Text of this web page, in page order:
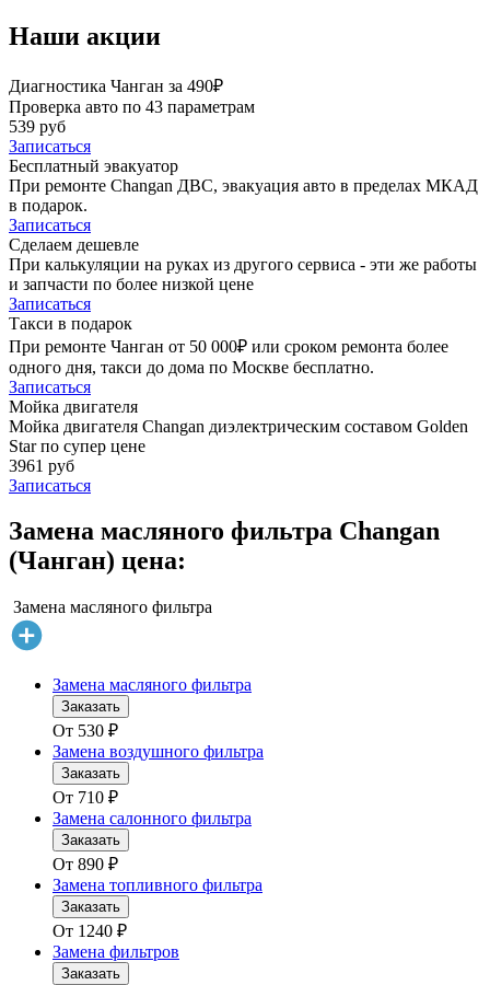
Наши акции
Диагностика Чанган за 490₽
Проверка авто по 43 параметрам
539 руб
Записаться
Бесплатный эвакуатор
При ремонте Changan ДВС, эвакуация авто в пределах МКАД
в подарок.
Записаться
Сделаем дешевле
При калькуляции на руках из другого сервиса - эти же работы
и запчасти по более низкой цене
Записаться
Такси в подарок
При ремонте Чанган от 50 000₽ или сроком ремонта более
одного дня, такси до дома по Москве бесплатно.
Записаться
Мойка двигателя
Мойка двигателя Changan диэлектрическим составом Golden
Star по супер цене
3961 руб
Записаться
Замена масляного фильтра Changan
(Чанган) цена:
Замена масляного фильтра
Замена масляного фильтра
Заказать
От 530 ₽
Замена воздушного фильтра
Заказать
От 710 ₽
Замена салонного фильтра
Заказать
От 890 ₽
Замена топливного фильтра
Заказать
От 1240 ₽
Замена фильтров
Заказать